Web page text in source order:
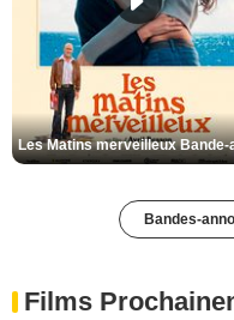
Bandes-
Films